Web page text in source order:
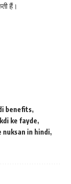
हैं।
benefits
ke fayde
nuksan in hindi